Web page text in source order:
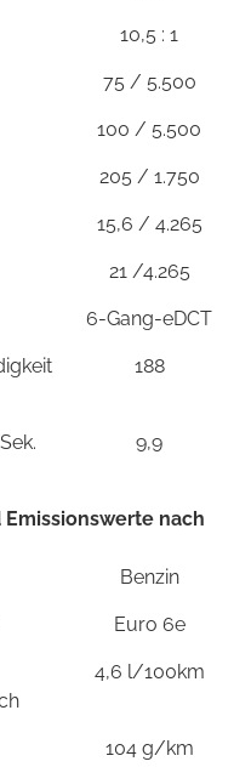
10,5 : 1
75 / 5.500
100 / 5.500
205 / 1.750
15,6 / 4.265
21 /4.265
6-Gang-eDCT
188
9,9
nach
Benzin
Euro 6e
4,6 l/100km
104 g/km